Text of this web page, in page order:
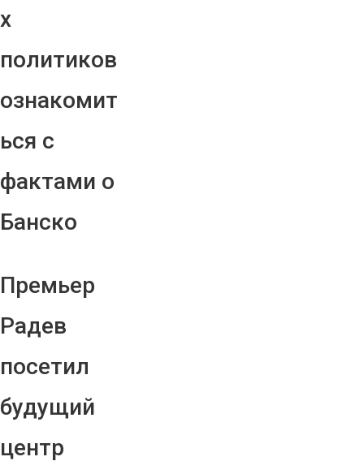
х
политиков
ознакомит
ься с
фактами о
Банско
Премьер
Радев
посетил
будущий
центр